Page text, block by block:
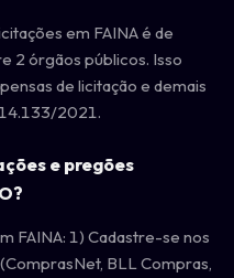
em FAINA é de
2 órgãos públicos. Isso
de licitação e demais
2021.
e pregões
FAINA: 1) Cadastre-se nos
BLL Compras,